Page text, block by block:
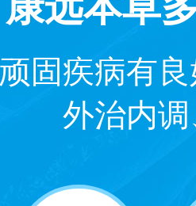
固疾病有
外治内